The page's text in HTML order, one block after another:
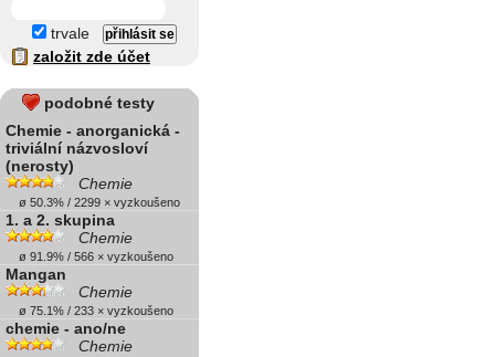
trvale
založit zde účet
podobné testy
Chemie - anorganická -
triviální názvosloví
(nerosty)
Chemie
ø 50.3% / 2299 × vyzkoušeno
1. a 2. skupina
Chemie
ø 91.9% / 566 × vyzkoušeno
Mangan
Chemie
ø 75.1% / 233 × vyzkoušeno
chemie - ano/ne
Chemie